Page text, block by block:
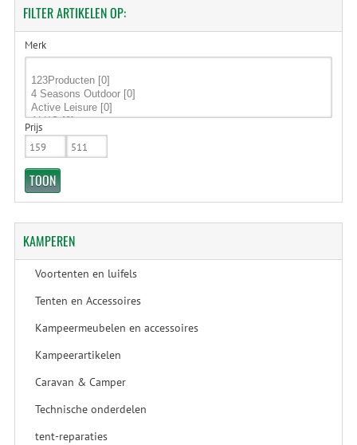
FILTERARTIKELEN OP:
Merk
Prijs
KAMPEREN
Voortenten en luifels
Tenten en Accessoires
Kampeermeubelen en accessoires
Kampeerartikelen
Caravan & Camper
Technische onderdelen
tent-reparaties